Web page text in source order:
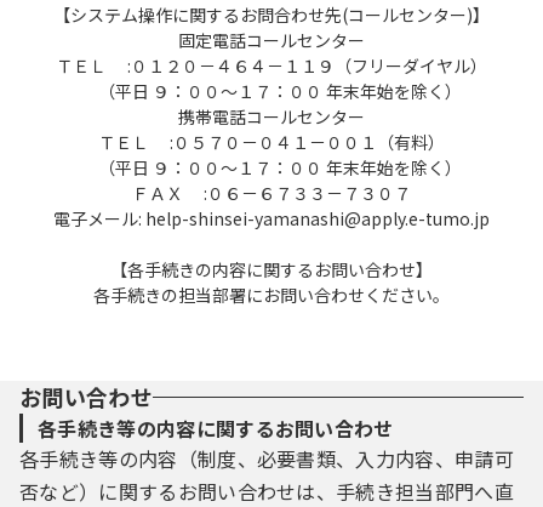
【システム操作に関するお問合わせ先(コールセンター)】
固定電話コールセンター
ＴＥＬ :０１２０－４６４－１１９（フリーダイヤル）
（平日 ９：００～１７：００ 年末年始を除く）
携帯電話コールセンター
ＴＥＬ :０５７０－０４１－００１（有料）
（平日 ９：００～１７：００ 年末年始を除く）
ＦＡＸ :０６－６７３３－７３０７
電子メール: help-shinsei-yamanashi@apply.e-tumo.jp
【各手続きの内容に関するお問い合わせ】
各手続きの担当部署にお問い合わせください。
お問い合わせ
各手続き等の内容に関するお問い合わせ
各手続き等の内容（制度、必要書類、入力内容、申請可
否など）に関するお問い合わせは、手続き担当部門へ直